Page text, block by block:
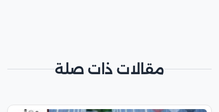
مقالات ذات صلة